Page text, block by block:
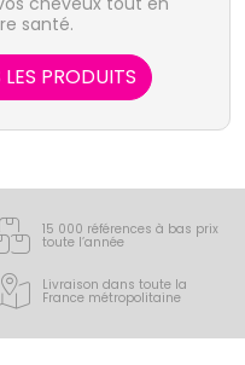
santé.
PRODUITS
15 000 références à bas prix
toute l’année
Livraison dans toute la
France métropolitaine